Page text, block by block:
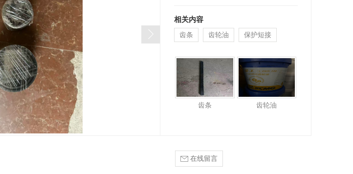
相关内容
齿条 齿轮油 保护短接
齿条 齿轮油
在线留言